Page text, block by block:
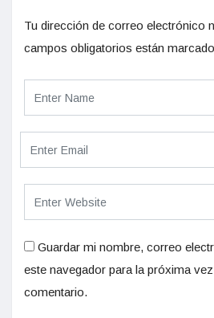
Tu dirección de correo electrónico
campos obligatorios están
Guardar mi nombre, correo
este navegador para la próxima
comentario.